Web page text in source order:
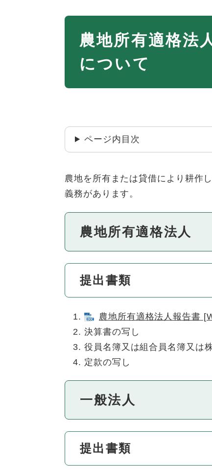
農地所有適格法
について
ページ内目次
農地を所有または貸借により耕作
義務があります。
農地所有適格法人
提出書類
農地所有適格法人報告書
決算書の写し
役員名簿又は組合員名簿又は
定款の写し
一般法人
提出書類